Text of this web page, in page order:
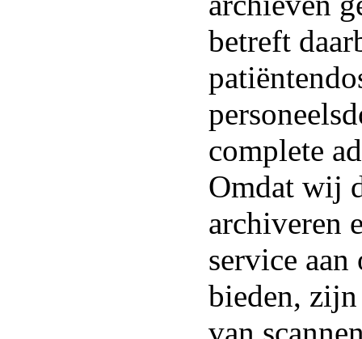
betreft
complete
Omdat wij
archiveren
service
bieden,
van